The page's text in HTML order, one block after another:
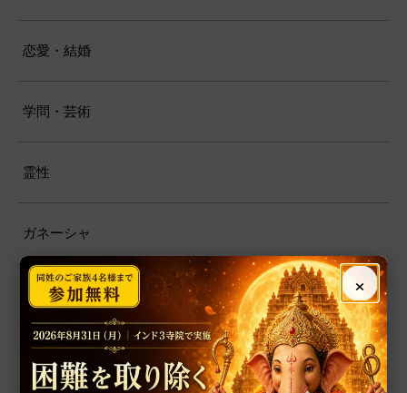
恋愛・結婚
学問・芸術
霊性
ガネーシャ
ドゥルガー ×